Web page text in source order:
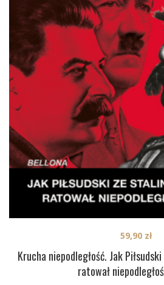
Krucha niepodległość. Jak
ratował
59,90 zł